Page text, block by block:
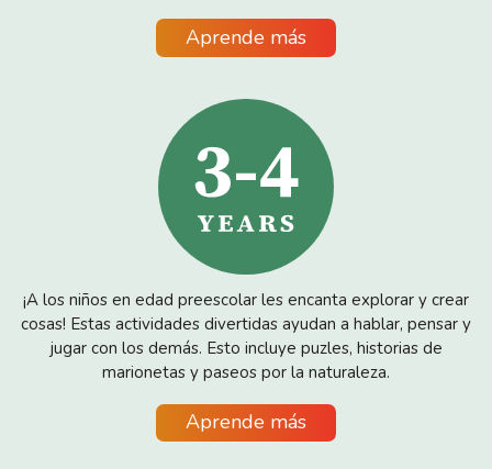
Aprende más
¡A los niños en edad preescolar les encanta explorar y crear
cosas! Estas actividades divertidas ayudan a hablar, pensar y
jugar con los demás. Esto incluye puzles, historias de
marionetas y paseos por la naturaleza.
Aprende más